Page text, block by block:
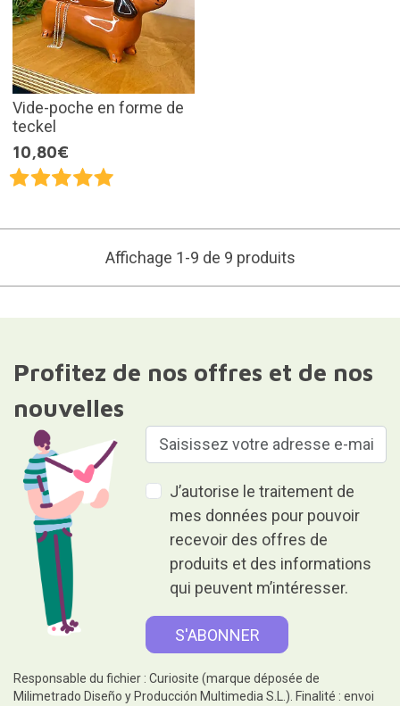
Vide-poche en forme de
teckel
10,80€
Affichage 1-9 de 9 produits
Profitez de nos offres et de nos
nouvelles
J’autorise le traitement de
mes données pour pouvoir
recevoir des offres de
produits et des informations
qui peuvent m’intéresser.
Responsable du fichier : Curiosite (marque déposée de
Milimetrado Diseño y Producción Multimedia S.L.). Finalité : envoi